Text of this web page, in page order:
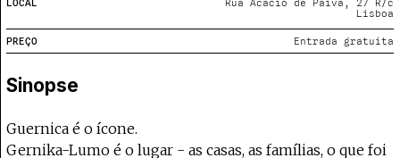
LOCAL
Rua Acácio de Paiva, 27 R/c
Lisboa
PREÇO Entrada gratuita
Sinopse
Guernica é o ícone.
Gernika-Lumo é o lugar - as casas, as famílias, o que foi